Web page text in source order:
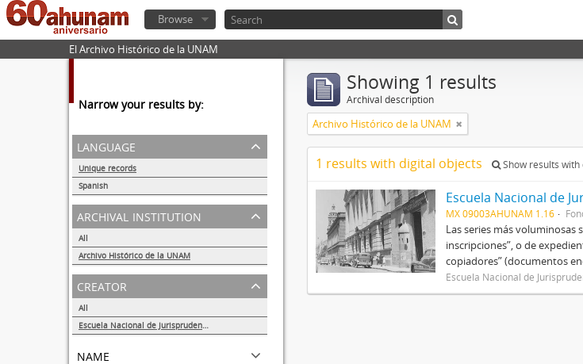
Browse
El Archivo Histórico de la UNAM
Narrow your results by:
language
Unique records
Spanish
1
archival institution
All
Archivo Histórico de la UNAM
1
creator
All
Escuela Nacional de Jurisprudencia
name
Showing 1 results
Archival description
Archivo Histórico de la UNAM
1 results with digital objects Show results
Escuela Nacional de
MX 09003AHUNAM 1.16
Las series más voluminosas
inscripciones”, o de
copiadores” (documentos
Escuela Nacional de